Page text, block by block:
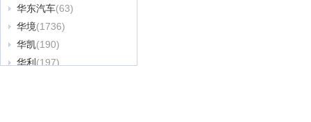
华东汽车(63)
华境(1736)
华凯(190)
华利 (197)